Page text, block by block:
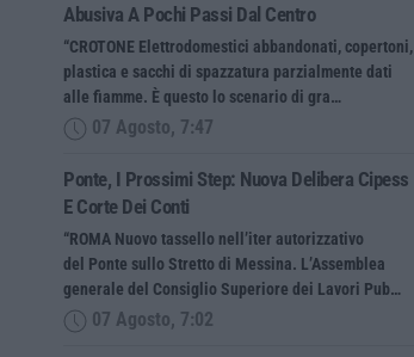
Abusiva A Pochi Passi Dal Centro
“CROTONE Elettrodomestici abbandonati, copertoni,
plastica e sacchi di spazzatura parzialmente dati
alle fiamme. È questo lo scenario di gra…
07 Agosto, 7:47
Ponte, I Prossimi Step: Nuova Delibera Cipess
E Corte Dei Conti
“ROMA Nuovo tassello nell’iter autorizzativo
del Ponte sullo Stretto di Messina. L’Assemblea
generale del Consiglio Superiore dei Lavori Pub…
07 Agosto, 7:02